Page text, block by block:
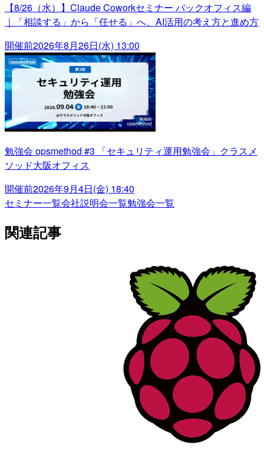
【8/26（水）】Claude Coworkセミナー バックオフィス編
｜「相談する」から「任せる」へ、AI活用の考え方と進め方
開催前2026年8月26日(水) 13:00
勉強会 opsmethod #3 「セキュリティ運用勉強会」クラスメ
ソッド大阪オフィス
開催前2026年9月4日(金) 18:40
セミナー一覧会社説明会一覧勉強会一覧
関連記事